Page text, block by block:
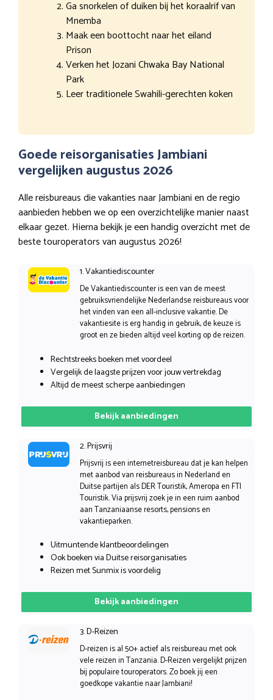
Ga snorkelen of duiken bij het koraalrif van
Mnemba
Maak een boottocht naar het eiland
Prison
Verken het Jozani Chwaka Bay National
Park
Leer traditionele Swahili-gerechten koken
Goede reisorganisaties Jambiani
vergelijken augustus 2026
Alle reisbureaus die vakanties naar Jambiani en de regio
aanbieden hebben we op een overzichtelijke manier naast
elkaar gezet. Hierna bekijk je een handig overzicht met de
beste touroperators van augustus 2026!
1. Vakantiediscounter
De Vakantiediscounter is een van de meest
gebruiksvriendelijke Nederlandse reisbureaus voor
het vinden van een all-inclusive vakantie. De
vakantiesite is erg handig in gebruik, de keuze is
groot en ze bieden altijd veel korting op de reizen.
Rechtstreeks boeken met voordeel
Vergelijk de laagste prijzen voor jouw vertrekdag
Altijd de meest scherpe aanbiedingen
Bekijk aanbiedingen
2. Prijsvrij
Prijsvrij is een internetreisbureau dat je kan helpen
met aanbod van reisbureaus in Nederland en
Duitse partijen als DER Touristik, Ameropa en FTI
Touristik. Via prijsvrij zoek je in een ruim aanbod
aan Tanzaniaanse resorts, pensions en
vakantieparken.
Uitmuntende klantbeoordelingen
Ook boeken via Duitse reisorganisaties
Reizen met Sunmix is voordelig
Bekijk aanbiedingen
3. D-Reizen
D-reizen is al 50+ actief als reisbureau met ook
vele reizen in Tanzania. D-Reizen vergelijkt prijzen
bij populaire touroperators. Zo boek jij een
goedkope vakantie naar Jambiani!